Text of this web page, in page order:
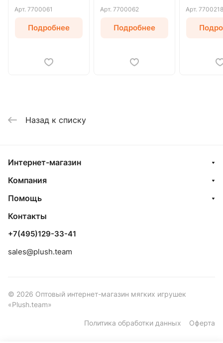
Арт. 7700061
Подробнее
Арт. 7700062
Подробнее
Арт. 7700218
Назад к списку
Интернет-магазин
Компания
Помощь
Контакты
+7(495)129-33-41
sales@plush.team
© 2026 Оптовый интернет-магазин мягких игрушек
«Plush.team»
Политика обработки данных Оферта